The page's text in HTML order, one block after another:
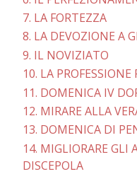
7. LA FORTEZZA
8. LA DEVOZIONE A
9. IL NOVIZIATO
10. LA PROFESSIONE
11. DOMENICA IV
12. MIRARE ALLA
13. DOMENICA DI
14. MIGLIORARE GLI
DISCEPOLA